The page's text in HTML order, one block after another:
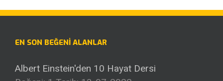
EN SON BEĞENI ALANLAR
Albert Einstein'den 10 Hayat Dersi